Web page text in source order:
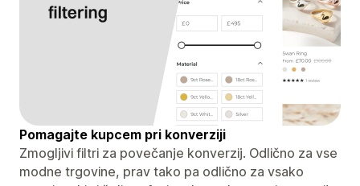
Pomagajte kupcem pri konverziji
Zmogljivi filtri za povečanje konverzij. Odlično za vse
modne trgovine, prav tako pa odlično za vsako